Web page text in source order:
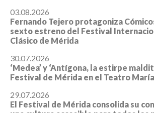
03.08.2026
Fernando Tejero protagoniza
sexto estreno del Festival
Clásico de Mérida
30.07.2026
‘Medea’ y ‘Antígona, la estirpe
Festival de Mérida en el Teatro
29.07.2026
El Festival de Mérida consolida su